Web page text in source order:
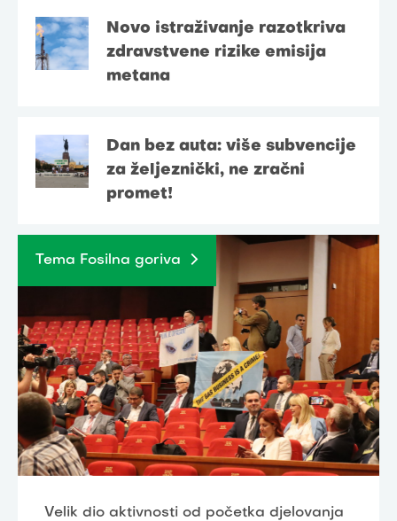
Novo istraživanje razotkriva
zdravstvene rizike emisija
metana
Dan bez auta: više subvencije
za željeznički, ne zračni
promet!
Tema Fosilna goriva
Velik dio aktivnosti od početka djelovanja